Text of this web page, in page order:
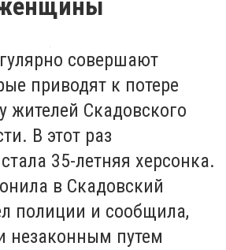
совершают
приводят к потере
жителей Скадовского
В этот раз
35-летняя херсонка.
в Скадовский
полиции и сообщила,
незаконным путем